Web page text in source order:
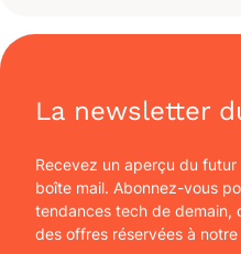
La newsletter
Recevez un aperçu du
boîte mail. Abonnez-vous
tendances tech de demain,
des offres réservées à